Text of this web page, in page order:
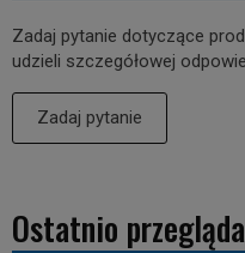
Zadaj pytanie dotyczące
udzieli szczegółowej
Zadaj pytanie
Ostatnio